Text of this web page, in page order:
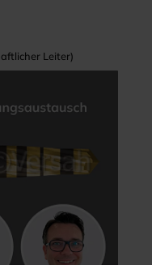
Leiter)